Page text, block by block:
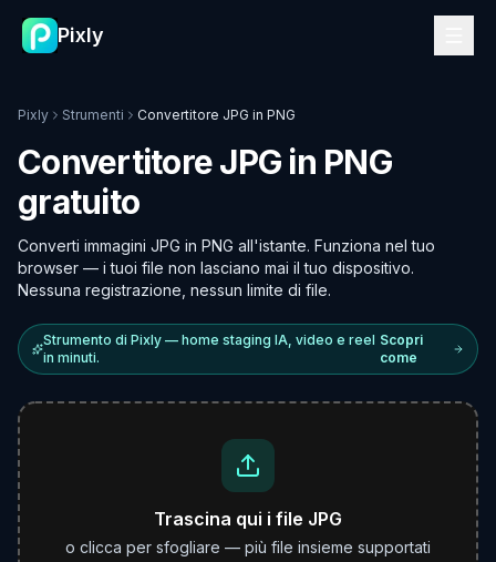
Pixly
Pixly Strumenti Convertitore JPG in PNG
Convertitore JPG in PNG
gratuito
Converti immagini JPG in PNG all'istante. Funziona nel tuo
browser — i tuoi file non lasciano mai il tuo dispositivo.
Nessuna registrazione, nessun limite di file.
Strumento di Pixly — home staging IA, video e reel
in minuti.
Scopri
come
Trascina qui i file JPG
o clicca per sfogliare — più file insieme supportati